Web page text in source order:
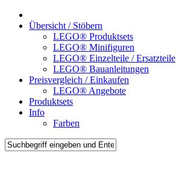
Übersicht / Stöbern
LEGO® Produktsets
LEGO® Minifiguren
LEGO® Einzelteile / Ersatzteile
LEGO® Bauanleitungen
Preisvergleich / Einkaufen
LEGO® Angebote
Produktsets
Info
Farben